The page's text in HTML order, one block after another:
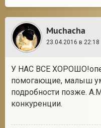
Muchacha
23.04.2016 в 22:18
У НАС ВСЕ
помогающие, малыш
подробности позже.
конкуренции.